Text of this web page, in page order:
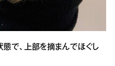
で、上部を摘まんでほぐし